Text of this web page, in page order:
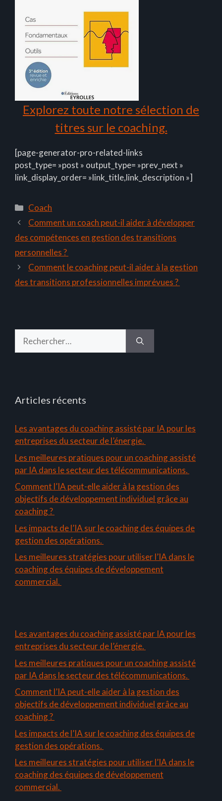
Explorez toute notre sélection de
titres sur le coaching.
[page-generator-pro-related-links
post_type= »post » output_type= »prev_next »
link_display_order= »link_title,link_description »]
Catégories
Coach
Comment un coach peut-il aider à développer
des compétences en gestion des transitions
personnelles ?
Comment le coaching peut-il aider à la gestion
des transitions professionnelles imprévues ?
Articles récents
Les avantages du coaching assisté par IA pour les
entreprises du secteur de l’énergie.
Les meilleures pratiques pour un coaching assisté
par IA dans le secteur des télécommunications.
Comment l’IA peut-elle aider à la gestion des
objectifs de développement individuel grâce au
coaching ?
Les impacts de l’IA sur le coaching des équipes de
gestion des opérations.
Les meilleures stratégies pour utiliser l’IA dans le
coaching des équipes de développement
commercial.
Les avantages du coaching assisté par IA pour les
entreprises du secteur de l’énergie.
Les meilleures pratiques pour un coaching assisté
par IA dans le secteur des télécommunications.
Comment l’IA peut-elle aider à la gestion des
objectifs de développement individuel grâce au
coaching ?
Les impacts de l’IA sur le coaching des équipes de
gestion des opérations.
Les meilleures stratégies pour utiliser l’IA dans le
coaching des équipes de développement
commercial.